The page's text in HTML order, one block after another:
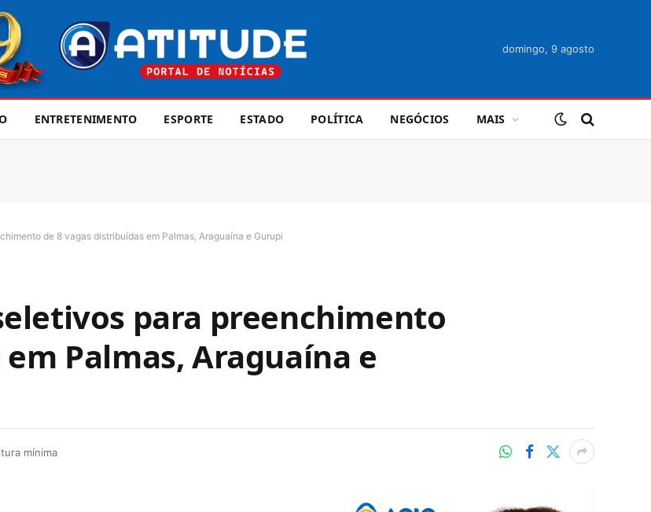
domingo, 9 agosto
ENTRETENIMENTO ESPORTE ESTADO POLÍTICA NEGÓCIOS MAIS
de 8 vagas distribuídas em Palmas, Araguaína e Gurupi
para preenchimento
Palmas, Araguaína e
mínima